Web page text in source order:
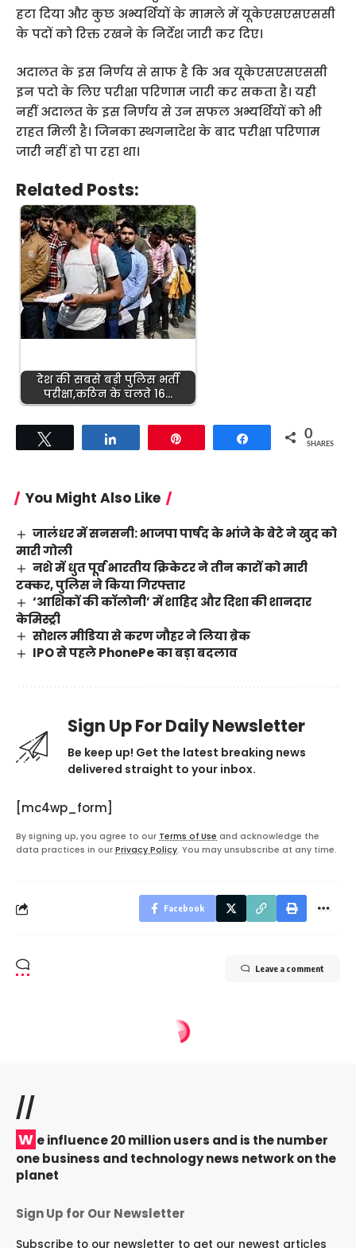
हटा दिया और कुछ अभ्यर्थियों के मामले में यूकेएसएसएससी
के पदों को रिक्त रखने के निर्देश जारी कर दिए।
अदालत के इस निर्णय से साफ है कि अब यूकेएसएसएससी
इन पदो के लिए परीक्षा परिणाम जारी कर सकता है। यही
नहीं अदालत के इस निर्णय से उन सफल अभ्यर्थियों को भी
राहत मिली है। जिनका स्थगनादेश के बाद परीक्षा परिणाम
जारी नहीं हो पा रहा था।
Related Posts:
देश की सबसे बड़ी पुलिस भर्ती
परीक्षा,कठिन के चलते 16…
Share 0
SHARES
You Might Also Like
जालंधर में सनसनी: भाजपा पार्षद के भांजे के बेटे ने खुद को
मारी गोली
नशे में धुत पूर्व भारतीय क्रिकेटर ने तीन कारों को मारी
टक्कर, पुलिस ने किया गिरफ्तार
‘आशिकों की कॉलोनी’ में शाहिद और दिशा की शानदार
केमिस्ट्री
सोशल मीडिया से करण जौहर ने लिया ब्रेक
IPO से पहले PhonePe का बड़ा बदलाव
Sign Up For Daily Newsletter
Be keep up! Get the latest breaking news
delivered straight to your inbox.
[mc4wp_form]
By signing up, you agree to our Terms of Use and acknowledge the
data practices in our Privacy Policy. You may unsubscribe at any time.
Facebook
Leave a comment
//
W e influence 20 million users and is the number
one business and technology news network on the
planet
Sign Up for Our Newsletter
Subscribe to our newsletter to get our newest articles